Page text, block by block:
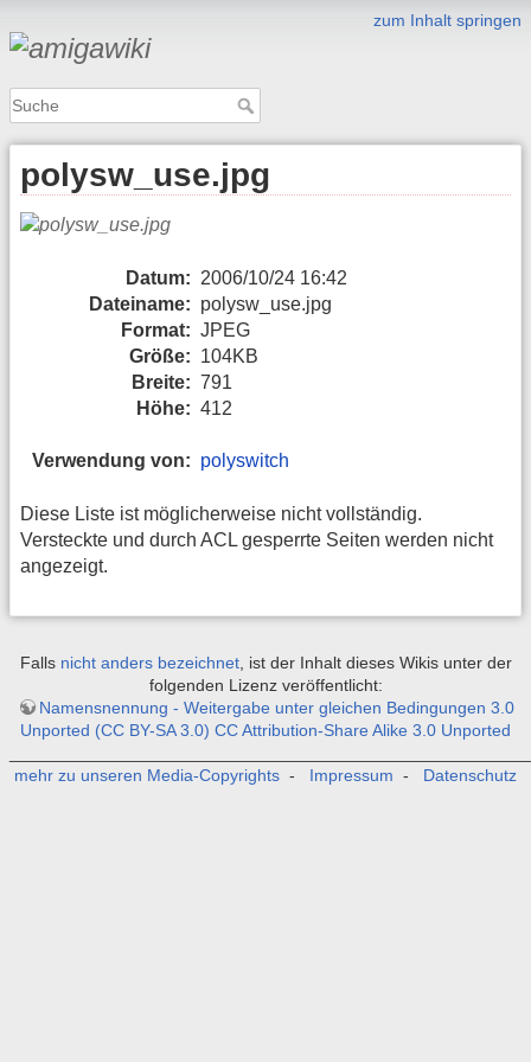
zum Inhalt springen
polysw_use.jpg
Datum: 2006/10/24 16:42
Dateiname: polysw_use.jpg
Format: JPEG
Größe: 104KB
Breite: 791
Höhe: 412
Verwendung von: polyswitch
Diese Liste ist möglicherweise nicht vollständig.
Versteckte und durch ACL gesperrte Seiten werden nicht
angezeigt.
Falls nicht anders bezeichnet, ist der Inhalt dieses Wikis unter der
folgenden Lizenz veröffentlicht:
Namensnennung - Weitergabe unter gleichen Bedingungen 3.0
Unported (CC BY-SA 3.0) CC Attribution-Share Alike 3.0 Unported
mehr zu unseren Media-Copyrights - Impressum - Datenschutz